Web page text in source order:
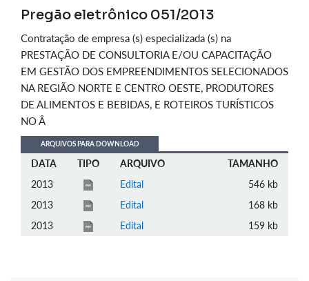
Pregão eletrônico 051/2013
Contratação de empresa (s) especializada (s) na
PRESTAÇÃO DE CONSULTORIA E/OU CAPACITAÇÃO
EM GESTÃO DOS EMPREENDIMENTOS SELECIONADOS
NA REGIÃO NORTE E CENTRO OESTE, PRODUTORES
DE ALIMENTOS E BEBIDAS, E ROTEIROS TURÍSTICOS
NO Â
ARQUIVOS PARA DOWNLOAD
DATA TIPO ARQUIVO
TAMANHO
2013
Edital
546 kb
2013
Edital
168 kb
2013
Edital 159 kb